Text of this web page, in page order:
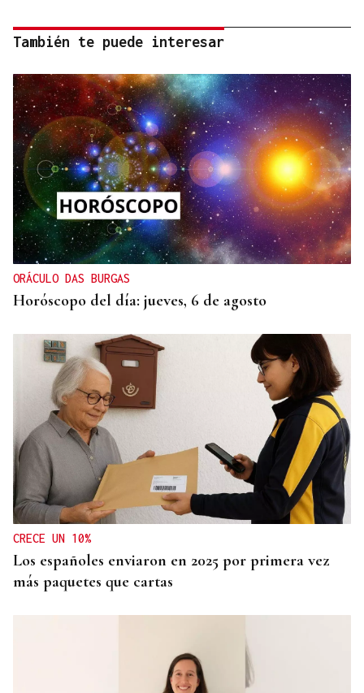
También te puede interesar
ORÁCULO DAS BURGAS
Horóscopo del día: jueves, 6 de agosto
CRECE UN 10%
Los españoles enviaron en 2025 por primera vez
más paquetes que cartas